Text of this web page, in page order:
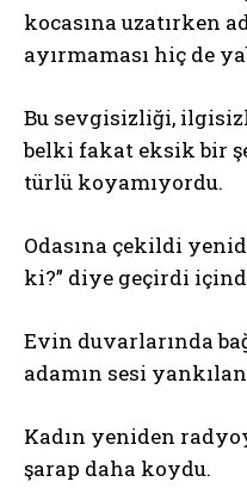
kocasına uzatırken
ayırmaması hiç de
Bu sevgisizliği,
belki fakat eksik bir
türlü koyamıyordu.
Odasına çekildi
ki?” diye geçirdi
Evin duvarlarında
adamın sesi
Kadın yeniden
şarap daha koydu.